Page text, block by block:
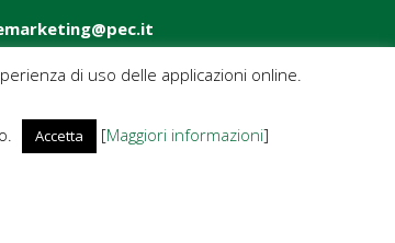
di uso delle applicazioni online.
Accetta [Maggiori informazioni]